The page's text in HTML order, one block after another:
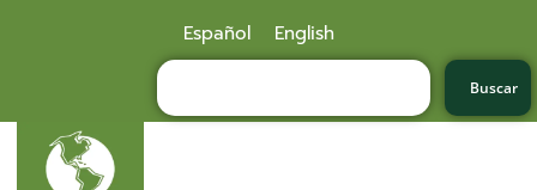
Español English
Buscar